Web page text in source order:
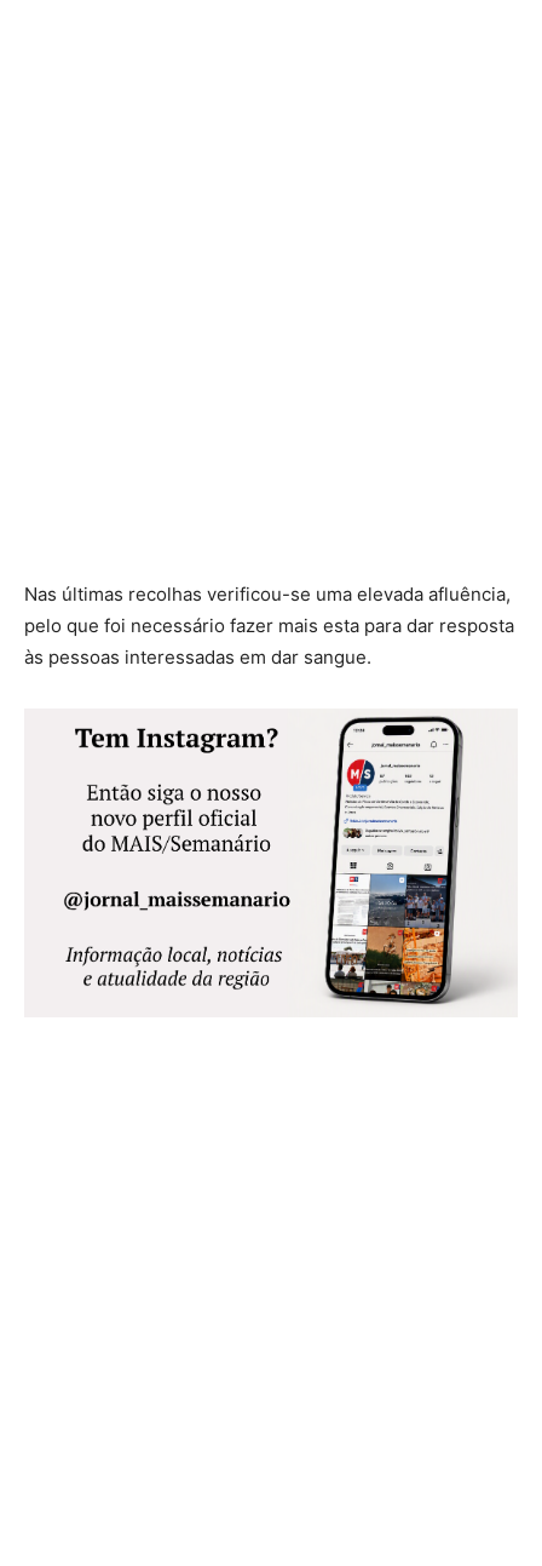
Nas últimas recolhas verificou-se uma elevada afluência,
pelo que foi necessário fazer mais esta para dar resposta
às pessoas interessadas em dar sangue.